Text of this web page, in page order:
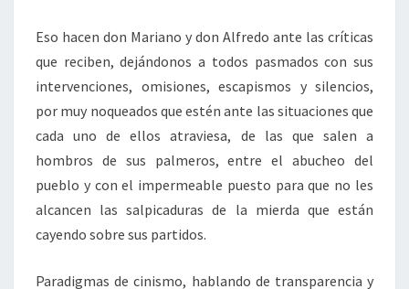
Eso hacen don Mariano y don Alfredo ante las críticas
que reciben, dejándonos a todos pasmados con sus
intervenciones, omisiones, escapismos y silencios,
por muy noqueados que estén ante las situaciones que
cada uno de ellos atraviesa, de las que salen a
hombros de sus palmeros, entre el abucheo del
pueblo y con el impermeable puesto para que no les
alcancen las salpicaduras de la mierda que están
cayendo sobre sus partidos.
Paradigmas de cinismo, hablando de transparencia y